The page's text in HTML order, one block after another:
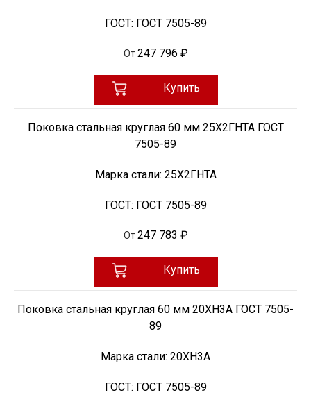
ГОСТ: ГОСТ 7505-89
От 247 796 ₽
Купить
Поковка стальная круглая 60 мм 25Х2ГНТА ГОСТ
7505-89
Марка стали: 25Х2ГНТА
ГОСТ: ГОСТ 7505-89
От 247 783 ₽
Купить
Поковка стальная круглая 60 мм 20ХН3А ГОСТ 7505-
89
Марка стали: 20ХН3А
ГОСТ: ГОСТ 7505-89